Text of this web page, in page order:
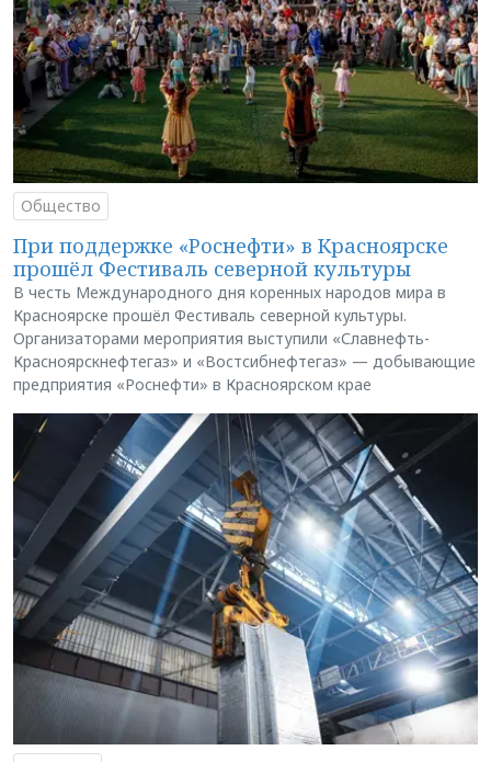
Общество
При поддержке «Роснефти» в Красноярске
прошёл Фестиваль северной культуры
В честь Международного дня коренных народов мира в
Красноярске прошёл Фестиваль северной культуры.
Организаторами мероприятия выступили «Славнефть-
Красноярскнефтегаз» и «Востсибнефтегаз» — добывающие
предприятия «Роснефти» в Красноярском крае